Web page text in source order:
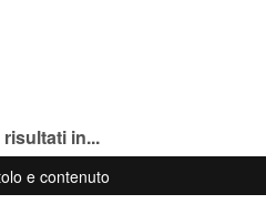
risultati in...
e contenuto